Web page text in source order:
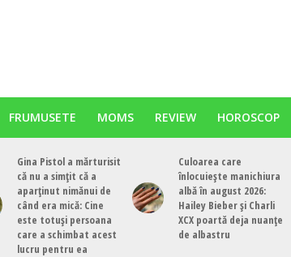
FRUMUSETE MOMS REVIEW HOROSCOP
Gina Pistol a mărturisit
că nu a simțit că a
aparținut nimănui de
când era mică: Cine
este totuși persoana
care a schimbat acest
lucru pentru ea
Culoarea care
înlocuiește manichiura
albă în august 2026:
Hailey Bieber și Charli
XCX poartă deja nuanțe
de albastru